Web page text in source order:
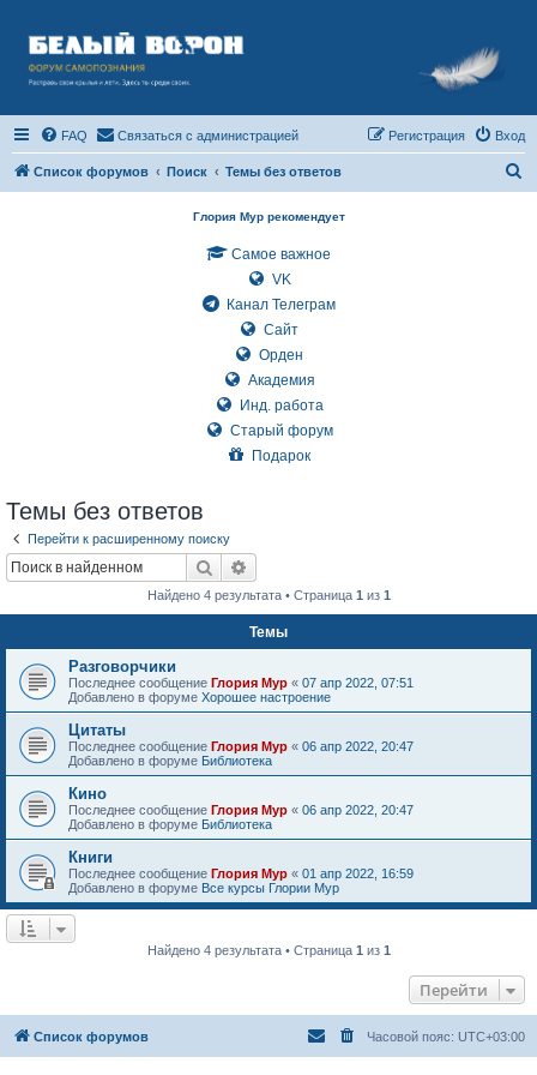
FAQ Связаться с администрацией Вход
Регистрация
Список форумов Поиск Темы без ответов
Глория Мур рекомендует
Самое важное
VK
Канал Телеграм
Сайт
Орден
Академия
Инд. работа
Старый форум
Подарок
Темы без ответов
Перейти к расширенному поиску
Поиск
Найдено 4 результата • Страница 1 из 1
Темы
Разговорчики
Последнее сообщение Глория Мур « 07 апр 2022, 07:51
Добавлено в форуме Хорошее настроение
Цитаты
Последнее сообщение Глория Мур « 06 апр 2022, 20:47
Добавлено в форуме Библиотека
Кино
Последнее сообщение Глория Мур « 06 апр 2022, 20:47
Добавлено в форуме Библиотека
Книги
Последнее сообщение Глория Мур « 01 апр 2022, 16:59
Добавлено в форуме Все курсы Глории Мур
Найдено 4 результата • Страница 1 из 1
Перейти
Список форумов Часовой пояс: UTC+03:00